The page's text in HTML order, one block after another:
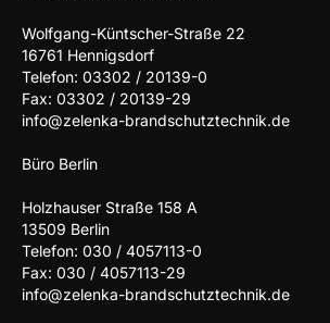
Wolfgang-Küntscher-Straße 22
16761 Hennigsdorf
Telefon: 03302 / 20139-0
Fax: 03302 / 20139-29
info@zelenka-brandschutztechnik.de
Büro Berlin
Holzhauser Straße 158 A
13509 Berlin
Telefon: 030 / 4057113-0
Fax: 030 / 4057113-29
info@zelenka-brandschutztechnik.de